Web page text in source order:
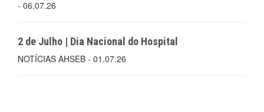
- 06.07.26
2 de Julho | Dia Nacional do Hospital
NOTÍCIAS AHSEB - 01.07.26